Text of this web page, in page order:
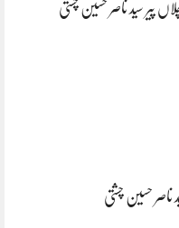
پیر سید ناصر حسین چشتی
حسین چشتی